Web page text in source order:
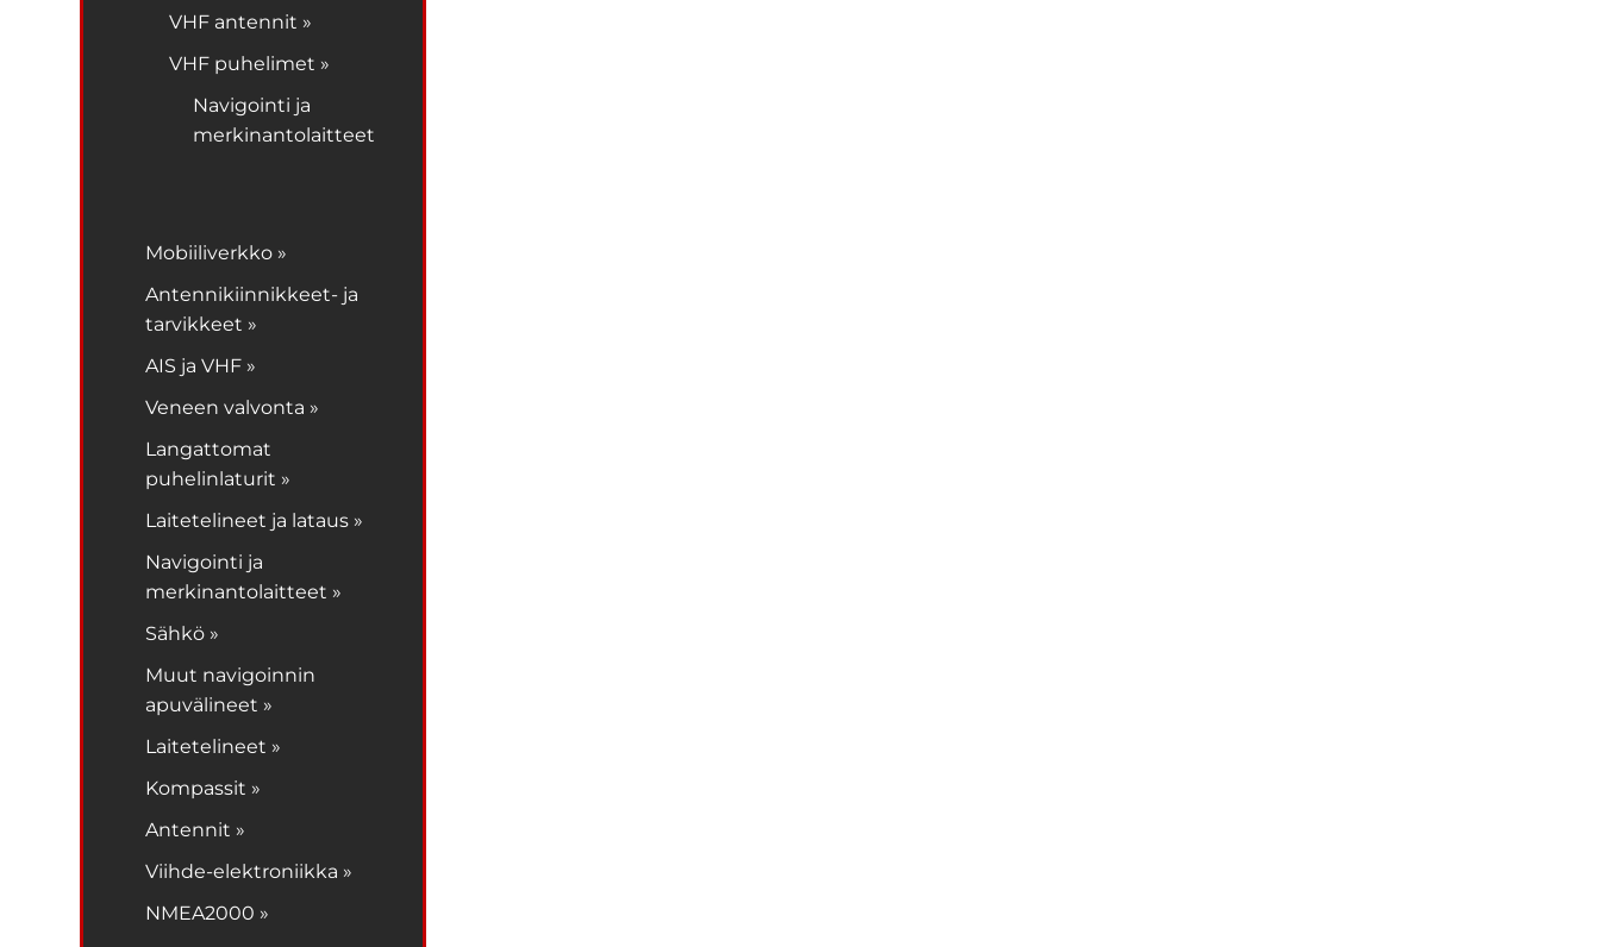
VHF antennit »
VHF puhelimet »
Navigointi ja
merkinantolaitteet
Mobiiliverkko »
Antennikiinnikkeet- ja
tarvikkeet »
AIS ja VHF »
Veneen valvonta »
Langattomat
puhelinlaturit »
Laitetelineet ja lataus »
Navigointi ja
merkinantolaitteet »
Sähkö »
Muut navigoinnin
apuvälineet »
Laitetelineet »
Kompassit »
Antennit »
Viihde-elektroniikka »
NMEA2000 »